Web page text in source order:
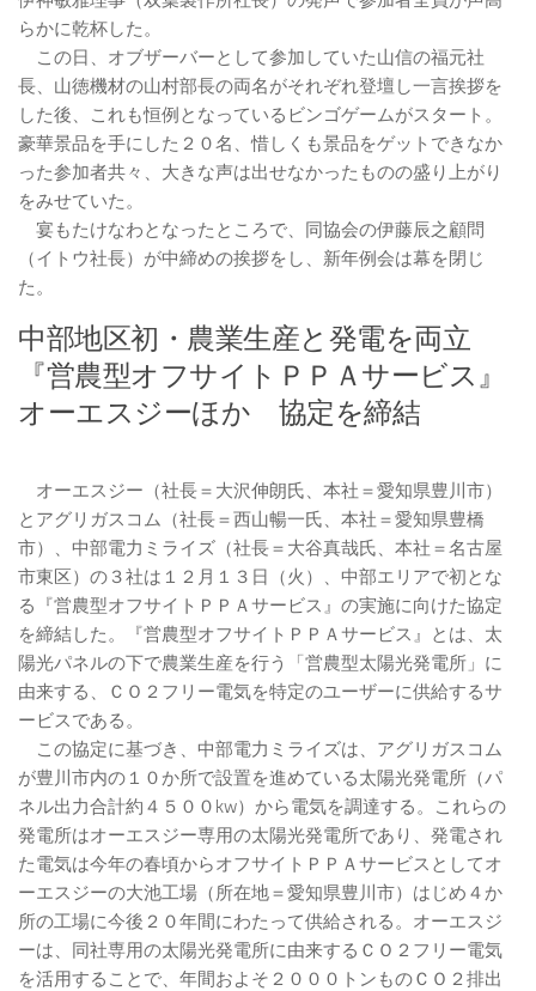
らかに乾杯した。
この日、オブザーバーとして参加していた山信の福元社
長、山徳機材の山村部長の両名がそれぞれ登壇し一言挨拶を
した後、これも恒例となっているビンゴゲームがスタート。
豪華景品を手にした２０名、惜しくも景品をゲットできなか
った参加者共々、大きな声は出せなかったものの盛り上がり
をみせていた。
宴もたけなわとなったところで、同協会の伊藤辰之顧問
（イトウ社長）が中締めの挨拶をし、新年例会は幕を閉じ
た。
中部地区初・農業生産と発電を両立
『営農型オフサイトＰＰＡサービス』
オーエスジーほか 協定を締結
オーエスジー（社長＝大沢伸朗氏、本社＝愛知県豊川市）
とアグリガスコム（社長＝西山暢一氏、本社＝愛知県豊橋
市）、中部電力ミライズ（社長＝大谷真哉氏、本社＝名古屋
市東区）の３社は１２月１３日（火）、中部エリアで初とな
る『営農型オフサイトＰＰＡサービス』の実施に向けた協定
を締結した。『営農型オフサイトＰＰＡサービス』とは、太
陽光パネルの下で農業生産を行う「営農型太陽光発電所」に
由来する、ＣＯ２フリー電気を特定のユーザーに供給するサ
ービスである。
この協定に基づき、中部電力ミライズは、アグリガスコム
が豊川市内の１０か所で設置を進めている太陽光発電所（パ
ネル出力合計約４５００kw）から電気を調達する。これらの
発電所はオーエスジー専用の太陽光発電所であり、発電され
た電気は今年の春頃からオフサイトＰＰＡサービスとしてオ
ーエスジーの大池工場（所在地＝愛知県豊川市）はじめ４か
所の工場に今後２０年間にわたって供給される。オーエスジ
ーは、同社専用の太陽光発電所に由来するＣＯ２フリー電気
を活用することで、年間およそ２０００トンものＣＯ２排出